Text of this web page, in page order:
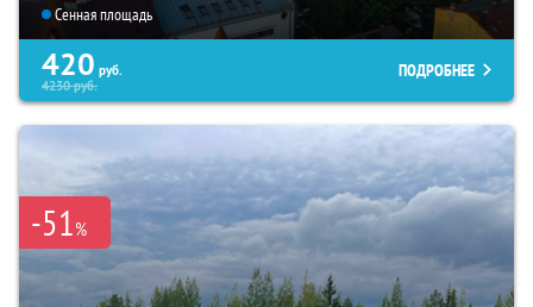
Сенная площадь
420 руб.
4230руб.
ПОДРОБНЕЕ
-51%